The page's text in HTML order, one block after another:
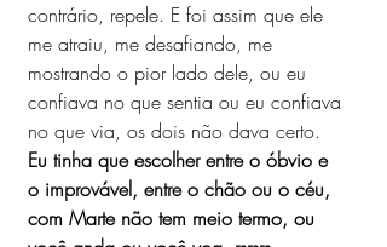
contrário, repele. E foi assim que ele
me atraiu, me desafiando, me
mostrando o pior lado dele, ou eu
confiava no que sentia ou eu confiava
no que via, os dois não dava certo.
Eu tinha que escolher entre o óbvio e
o improvável, entre o chão ou o céu,
com Marte não tem meio termo, ou